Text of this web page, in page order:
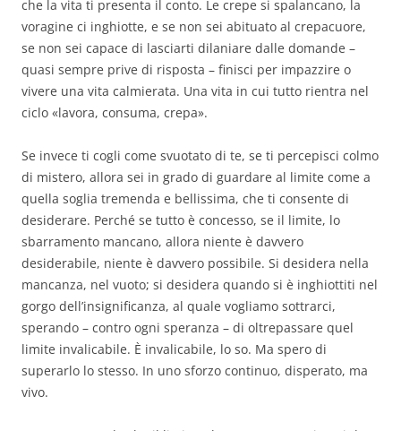
che la vita ti presenta il conto. Le crepe si spalancano, la
voragine ci inghiotte, e se non sei abituato al crepacuore,
se non sei capace di lasciarti dilaniare dalle domande –
quasi sempre prive di risposta – finisci per impazzire o
vivere una vita calmierata. Una vita in cui tutto rientra nel
ciclo «lavora, consuma, crepa».
Se invece ti cogli come svuotato di te, se ti percepisci colmo
di mistero, allora sei in grado di guardare al limite come a
quella soglia tremenda e bellissima, che ti consente di
desiderare. Perché se tutto è concesso, se il limite, lo
sbarramento mancano, allora niente è davvero
desiderabile, niente è davvero possibile. Si desidera nella
mancanza, nel vuoto; si desidera quando si è inghiottiti nel
gorgo dell’insignificanza, al quale vogliamo sottrarci,
sperando – contro ogni speranza – di oltrepassare quel
limite invalicabile. È invalicabile, lo so. Ma spero di
superarlo lo stesso. In uno sforzo continuo, disperato, ma
vivo.